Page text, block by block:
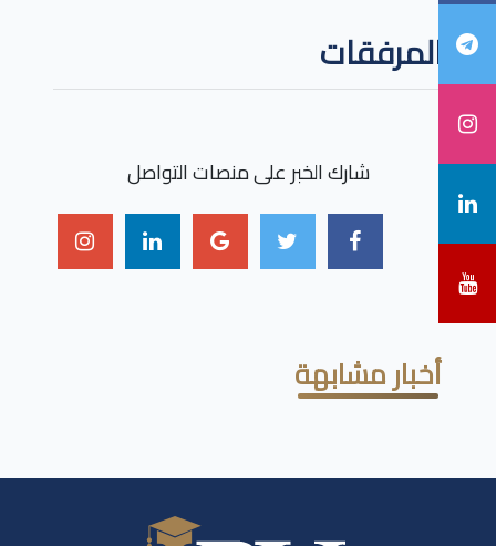
المرفقات
شارك الخبر على منصات التواصل
أخبار مشابهة